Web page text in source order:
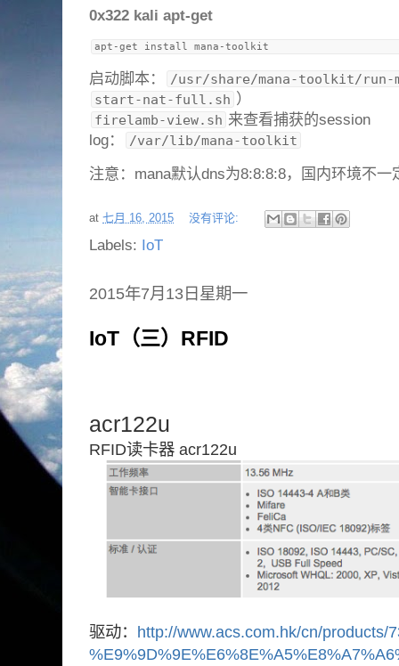
0x322 kali apt-get
启动脚本：
/usr/share/mana-toolkit/run-
start-nat-full.sh ）
firelamb-view.sh 来查看捕获的session
log：
/var/lib/mana-toolkit
注意：mana默认dns为8:8:8:8，国内环境不一
at 七月 16, 2015 没有评论:
Labels: IoT
2015年7月13日星期一
IoT（三）RFID
acr122u
RFID读卡器 acr122u
驱动： http://www.acs.com.hk/cn/products/